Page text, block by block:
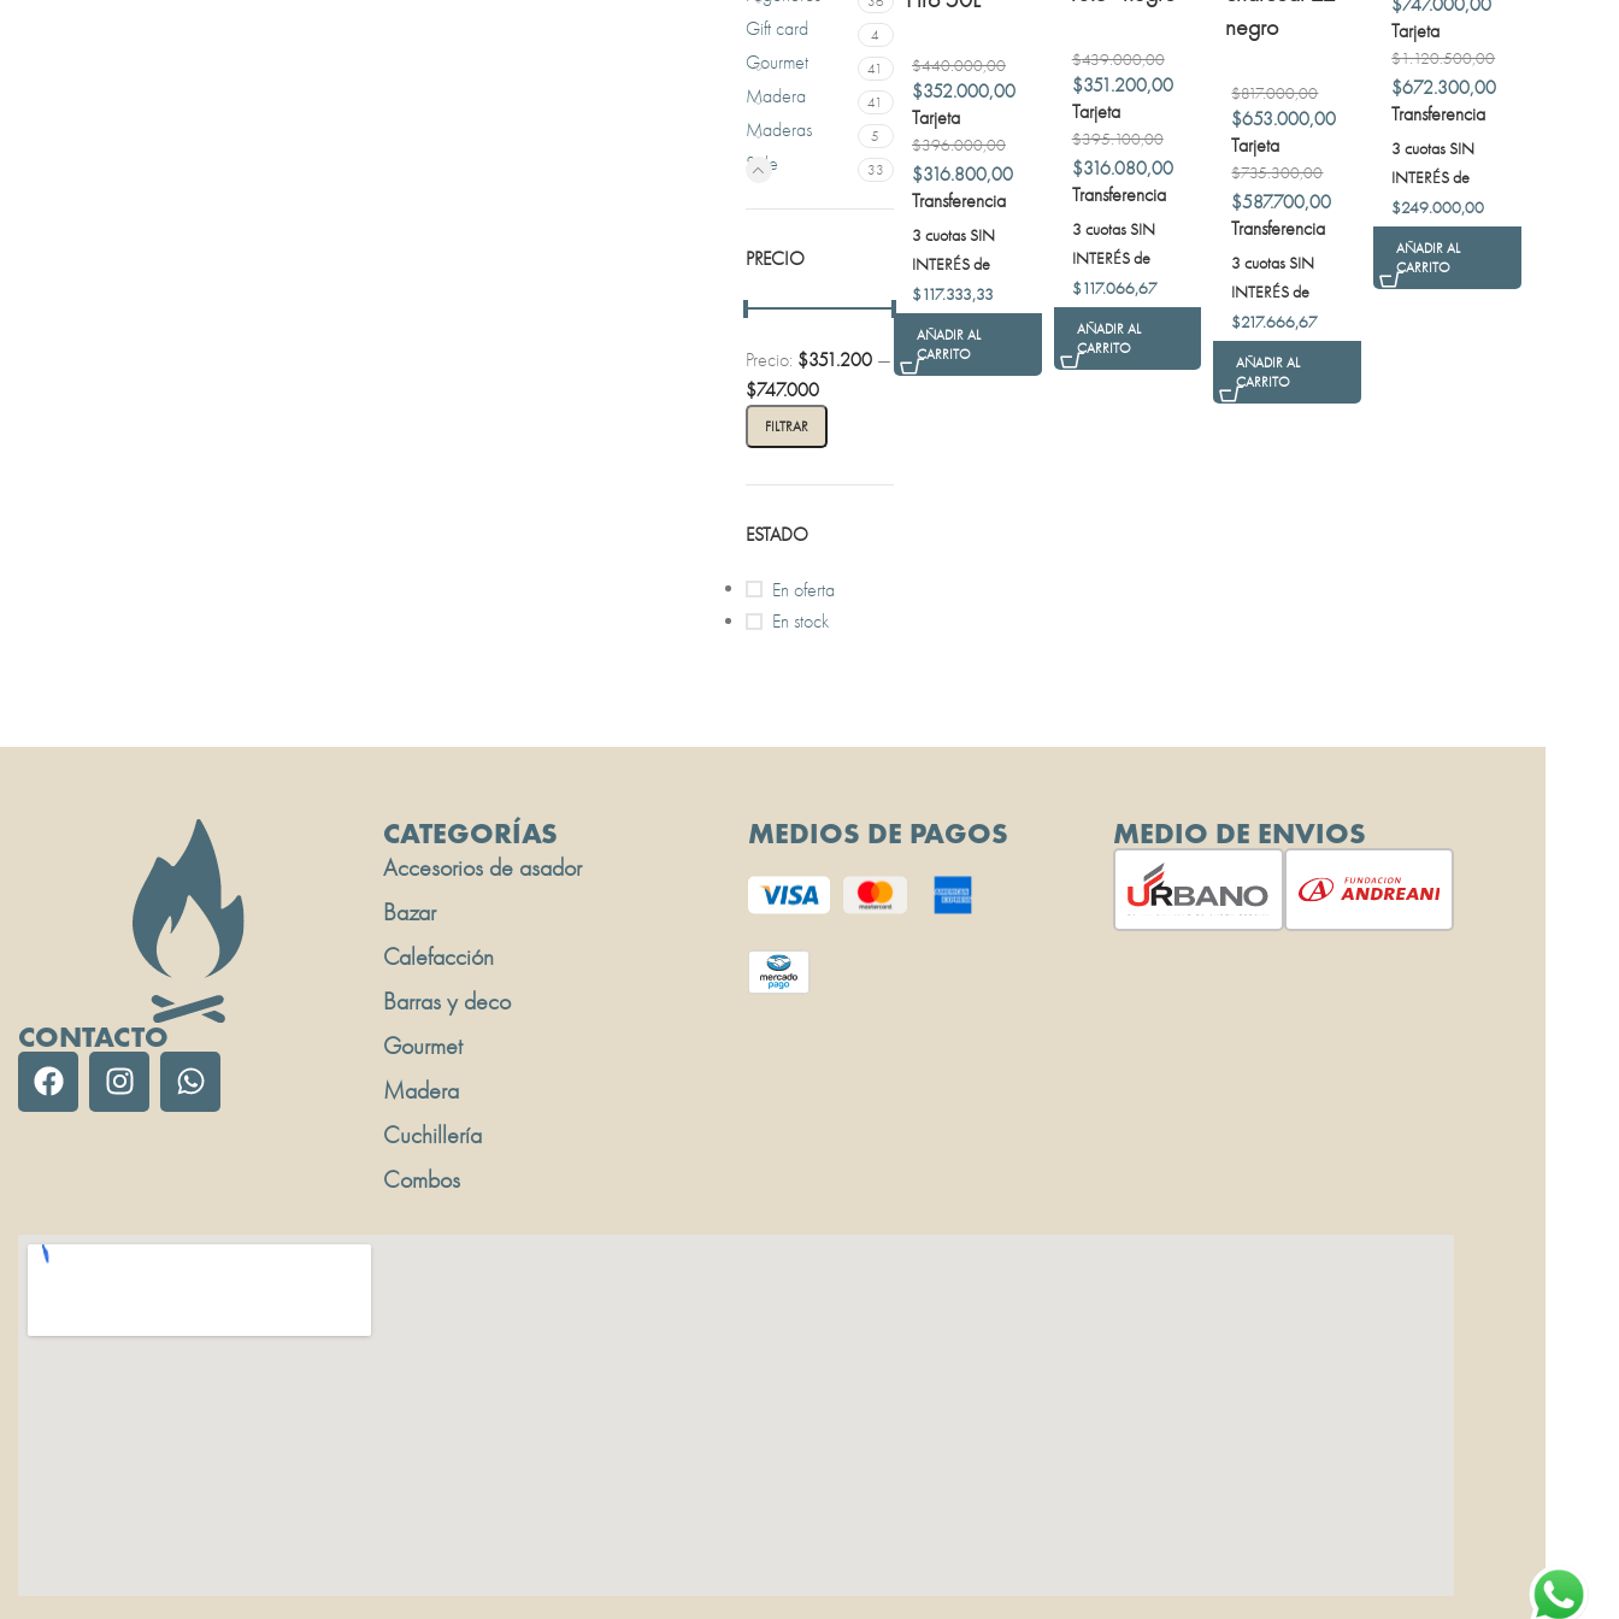
Gift card 4
Gourmet 41
Madera 41
Maderas 5
Sale 33
PRECIO
FILTRAR
Precio: $351.200—
$747.000
ESTADO
En oferta
En stock
$440.000,00
$352.000,00
Tarjeta
$396.000,00
$316.800,00
Transferencia
3 cuotas SIN
INTERÉS de
$117.333,33
AÑADIR AL
CARRITO
$439.000,00
$351.200,00
Tarjeta
$395.100,00
$316.080,00
Transferencia
3 cuotas SIN
INTERÉS de
$117.066,67
AÑADIR AL
CARRITO
negro
$817.000,00
$653.000,00
Tarjeta
$735.300,00
$587.700,00
Transferencia
3 cuotas SIN
INTERÉS de
$217.666,67
AÑADIR AL
CARRITO
Tarjeta
$1.120.500,00
$672.300,00
Transferencia
3 cuotas SIN
INTERÉS de
$249.000,00
AÑADIR AL
CARRITO
CONTACTO
CATEGORÍAS
Accesorios de asador
Bazar
Calefacción
Barras y deco
Gourmet
Madera
Cuchillería
Combos
MEDIOS DE PAGOS MEDIO DE ENVIOS